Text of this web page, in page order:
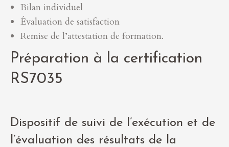
Bilan individuel
Évaluation de satisfaction
Remise de l’attestation de formation.
Préparation à la certification
RS7035
Dispositif de suivi de l’exécution et de
l’évaluation des résultats de la